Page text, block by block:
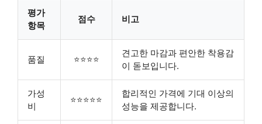
평가
항목
점수 비고
품질 ⭐⭐⭐⭐
견고한 마감과 편안한 착용감
이 돋보입니다.
가성
비
⭐⭐⭐⭐⭐
합리적인 가격에 기대 이상의
성능을 제공합니다.